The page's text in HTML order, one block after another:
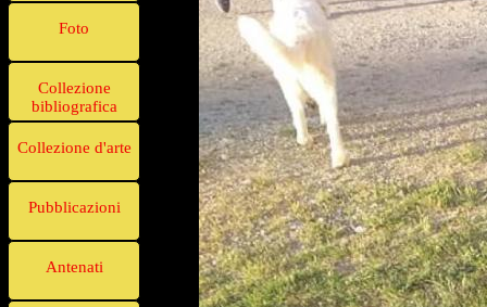
Foto
Collezione
bibliografica
Collezione d'arte
Pubblicazioni
Antenati